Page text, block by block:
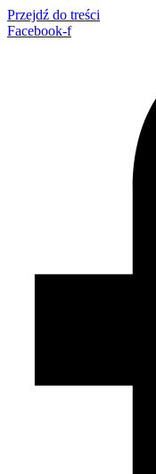
Przejdź do treści
Facebook-f